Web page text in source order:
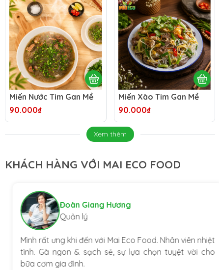
Miến Nước Tim Gan Mề
90.000₫
Miến Xào Tim Gan Mề
90.000₫
Xem thêm
KHÁCH HÀNG VỚI MAI ECO FOOD
Đoàn Giang Hương
Quản lý
Mình rất ưng khi đến với Mai Eco Food. Nhân viên nhiệt
tình. Gà ngon & sạch sẻ, sự lựa chọn tuyệt vời cho
bữa cơm gia đình.